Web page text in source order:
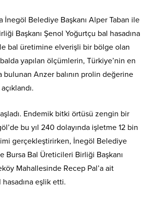
İnegöl Belediye Başkanı Alper Taban ile
Başkanı Şenol Yoğurtçu bal hasadına
bal üretimine elverişli bir bölge olan
yapılan ölçümlerin, Türkiye’nin en
bulunan Anzer balının prolin değerine
Endemik bitki örtüsü zengin bir
bu yıl 240 dolayında işletme 12 bin
gerçekleştirirken, İnegöl Belediye
Bursa Bal Üreticileri Birliği Başkanı
Mahallesinde Recep Pal’a ait
eşlik etti.